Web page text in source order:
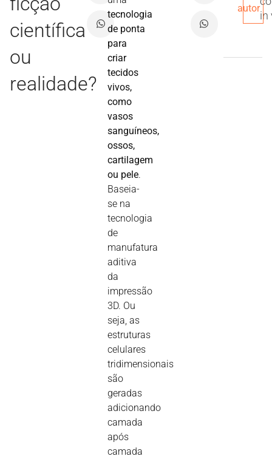
científica
ou
realidade?
tecnologia
de ponta
para
criar
tecidos
vivos,
como
vasos
sanguíneos,
ossos,
cartilagem
ou pele.
Baseia-
se na
tecnologia
de
manufatura
aditiva
da
impressão
3D. Ou
seja, as
estruturas
celulares
tridimensionais
são
geradas
adicionando
camada
após
camada
in
autor